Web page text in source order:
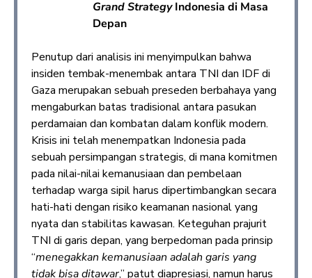
Grand StrategyIndonesia di Masa
Depan
Penutup dari analisis ini menyimpulkan bahwa
insiden tembak-menembak antara TNI dan IDF di
Gaza merupakan sebuah preseden berbahaya yang
mengaburkan batas tradisional antara pasukan
perdamaian dan kombatan dalam konflik modern.
Krisis ini telah menempatkan Indonesia pada
sebuah persimpangan strategis, di mana komitmen
pada nilai-nilai kemanusiaan dan pembelaan
terhadap warga sipil harus dipertimbangkan secara
hati-hati dengan risiko keamanan nasional yang
nyata dan stabilitas kawasan. Keteguhan prajurit
TNI di garis depan, yang berpedoman pada prinsip
“menegakkan kemanusiaan adalah garis yang
tidak bisa ditawar,” patut diapresiasi, namun harus